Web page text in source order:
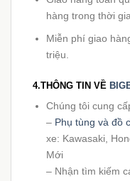
hàng trong thời
Miễn phí giao
triệu.
4.THÔNG TIN VỀ
Chúng tôi cung
– Phụ tùng và đồ
xe: Kawasaki,
Mới
– Nhận tìm kiếm